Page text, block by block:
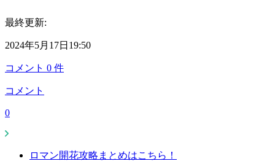
最終更新:
2024年5月17日19:50
コメント 0 件
コメント
0
ロマン開花攻略まとめはこちら！